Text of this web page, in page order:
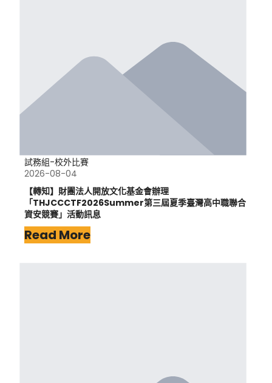
試務組-校外比賽
2026-08-04
【轉知】財團法人開放文化基金會辦理
「THJCCCTF2026Summer第三屆夏季臺灣高中職聯合
資安競賽」活動訊息
Read More